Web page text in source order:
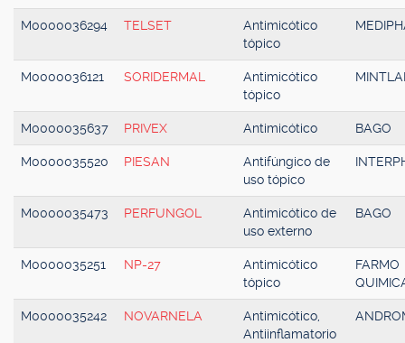
M0000036294 TELSET
Antimicótico
tópico
M0000036121 SORIDERMAL
Antimicótico
tópico
M0000035637 PRIVEX Antimicótico BAGO
M0000035520 PIESAN
Antifúngico de
uso tópico
M0000035473 PERFUNGOL
Antimicótico de
uso externo
BAGO
M0000035251 NP-27
Antimicótico
tópico
FARMO
M0000035242 NOVARNELA
Antimicótico,
Antiinflamatorio